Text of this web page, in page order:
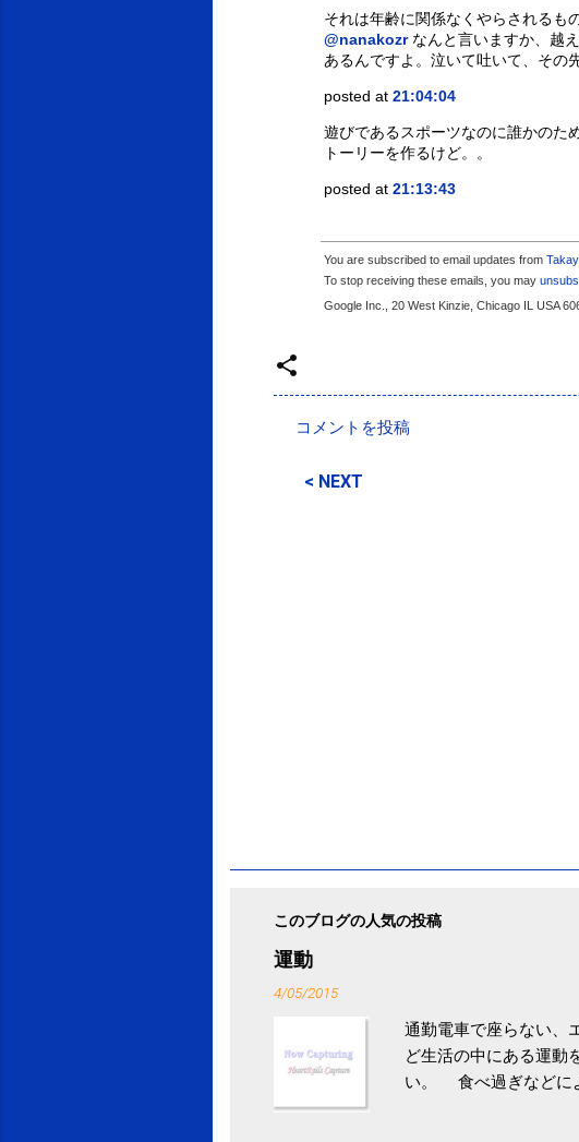
それは年齢に関係なくやらされるも
@nanakozrなんと言いますか、越
あるんですよ。泣いて吐いて、その
posted at 21:04:04
遊びであるスポーツなのに誰かのた
トーリーを作るけど。。
posted at 21:13:43
You are subscribed to email updates from
To stop receiving these emails, you may
Google Inc., 20 West Kinzie, Chicago IL USA
メ
コメントを投稿
< NEXT
このブログの人気の投稿
運動
4/05/2015
通勤電車で座らない、
ど生活の中にある運動
い。 食べ過ぎなどに
ル性脂肪性肝疾患。